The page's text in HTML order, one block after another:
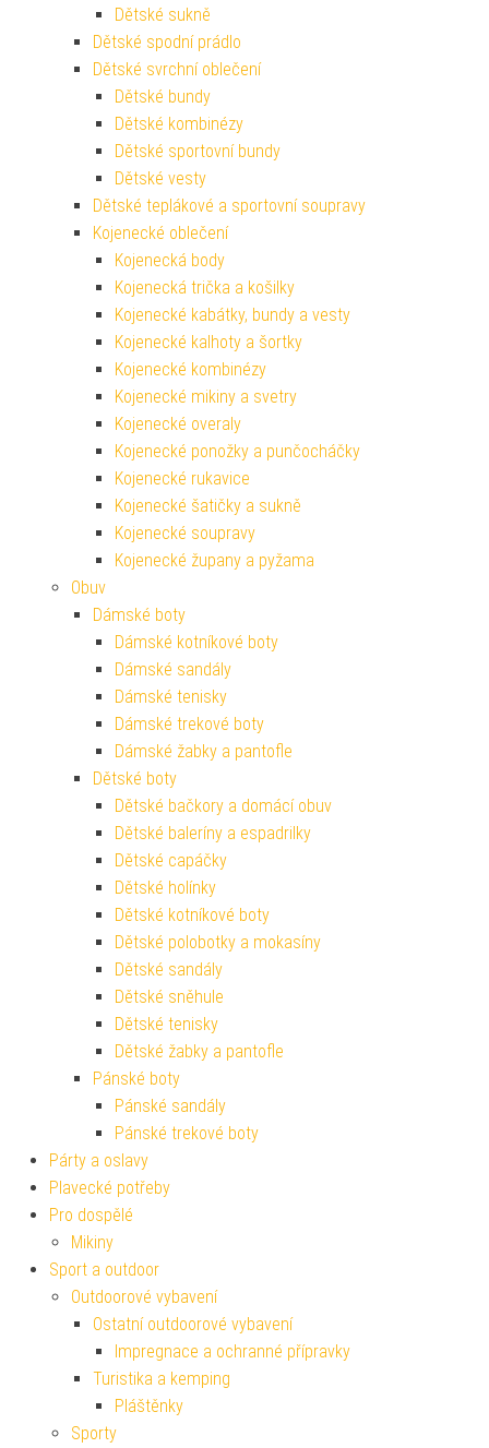
Dětské sukně
Dětské spodní prádlo
Dětské svrchní oblečení
Dětské bundy
Dětské kombinézy
Dětské sportovní bundy
Dětské vesty
Dětské teplákové a sportovní soupravy
Kojenecké oblečení
Kojenecká body
Kojenecká trička a košilky
Kojenecké kabátky, bundy a vesty
Kojenecké kalhoty a šortky
Kojenecké kombinézy
Kojenecké mikiny a svetry
Kojenecké overaly
Kojenecké ponožky a punčocháčky
Kojenecké rukavice
Kojenecké šatičky a sukně
Kojenecké soupravy
Kojenecké župany a pyžama
Obuv
Dámské boty
Dámské kotníkové boty
Dámské sandály
Dámské tenisky
Dámské trekové boty
Dámské žabky a pantofle
Dětské boty
Dětské bačkory a domácí obuv
Dětské baleríny a espadrilky
Dětské capáčky
Dětské holínky
Dětské kotníkové boty
Dětské polobotky a mokasíny
Dětské sandály
Dětské sněhule
Dětské tenisky
Dětské žabky a pantofle
Pánské boty
Pánské sandály
Pánské trekové boty
Párty a oslavy
Plavecké potřeby
Pro dospělé
Mikiny
Sport a outdoor
Outdoorové vybavení
Ostatní outdoorové vybavení
Impregnace a ochranné přípravky
Turistika a kemping
Pláštěnky
Sporty